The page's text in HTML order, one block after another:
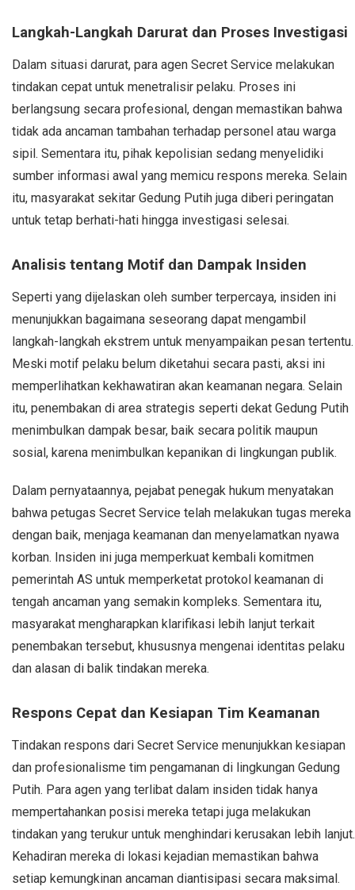
Langkah-Langkah Darurat dan Proses Investigasi
Dalam situasi darurat, para agen Secret Service melakukan
tindakan cepat untuk menetralisir pelaku. Proses ini
berlangsung secara profesional, dengan memastikan bahwa
tidak ada ancaman tambahan terhadap personel atau warga
sipil. Sementara itu, pihak kepolisian sedang menyelidiki
sumber informasi awal yang memicu respons mereka. Selain
itu, masyarakat sekitar Gedung Putih juga diberi peringatan
untuk tetap berhati-hati hingga investigasi selesai.
Analisis tentang Motif dan Dampak Insiden
Seperti yang dijelaskan oleh sumber terpercaya, insiden ini
menunjukkan bagaimana seseorang dapat mengambil
langkah-langkah ekstrem untuk menyampaikan pesan tertentu.
Meski motif pelaku belum diketahui secara pasti, aksi ini
memperlihatkan kekhawatiran akan keamanan negara. Selain
itu, penembakan di area strategis seperti dekat Gedung Putih
menimbulkan dampak besar, baik secara politik maupun
sosial, karena menimbulkan kepanikan di lingkungan publik.
Dalam pernyataannya, pejabat penegak hukum menyatakan
bahwa petugas Secret Service telah melakukan tugas mereka
dengan baik, menjaga keamanan dan menyelamatkan nyawa
korban. Insiden ini juga memperkuat kembali komitmen
pemerintah AS untuk memperketat protokol keamanan di
tengah ancaman yang semakin kompleks. Sementara itu,
masyarakat mengharapkan klarifikasi lebih lanjut terkait
penembakan tersebut, khususnya mengenai identitas pelaku
dan alasan di balik tindakan mereka.
Respons Cepat dan Kesiapan Tim Keamanan
Tindakan respons dari Secret Service menunjukkan kesiapan
dan profesionalisme tim pengamanan di lingkungan Gedung
Putih. Para agen yang terlibat dalam insiden tidak hanya
mempertahankan posisi mereka tetapi juga melakukan
tindakan yang terukur untuk menghindari kerusakan lebih lanjut.
Kehadiran mereka di lokasi kejadian memastikan bahwa
setiap kemungkinan ancaman diantisipasi secara maksimal.